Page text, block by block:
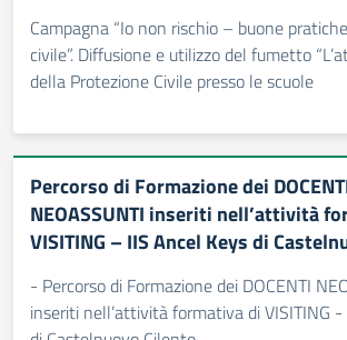
Campagna “Io non rischio – buone
civile”. Diffusione e utilizzo del fumetto
della Protezione Civile presso le scuole
Percorso di Formazione dei
NEOASSUNTI inseriti nell’attività
VISITING – IIS Ancel Keys di
- Percorso di Formazione dei DOCENTI
inseriti nell’attività formativa di VISITING